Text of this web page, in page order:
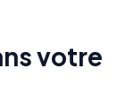
votre